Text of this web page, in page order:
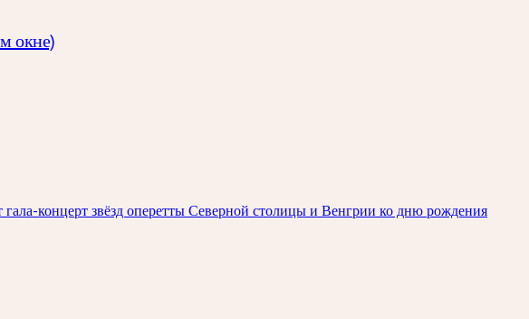
окне)
концерт звёзд оперетты Северной столицы и Венгрии ко дню рождения